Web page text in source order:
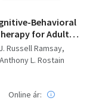
Behavioral
for Adult
ADHD
J. Russell Ramsay
Anthony L. Rostain
Online ár: